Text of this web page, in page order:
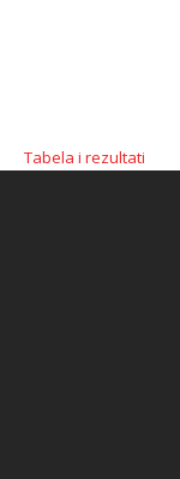
Tabela i rezultati